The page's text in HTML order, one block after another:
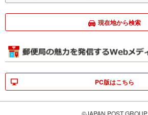
現在地から検索
PC版はこちら